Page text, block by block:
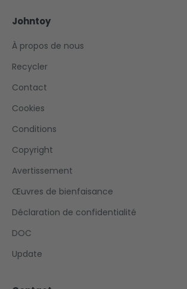
Johntoy
À propos de nous
Recycler
Contact
Cookies
Conditions
Copyright
Avertissement
Œuvres de bienfaisance
Déclaration de confidentialité
DOC
Update